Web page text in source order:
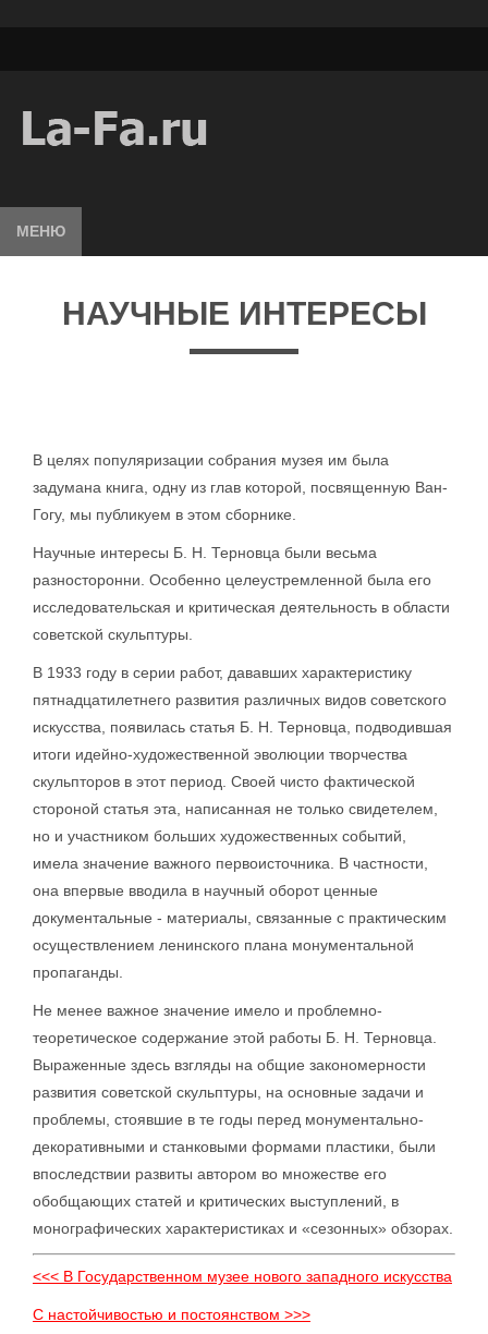
МЕНЮ
НАУЧНЫЕ ИНТЕРЕСЫ
В целях популяризации собрания музея им была
задумана книга, одну из глав которой, посвященную Ван-
Гогу, мы публикуем в этом сборнике.
Научные интересы Б. Н. Терновца были весьма
разносторонни. Особенно целеустремленной была его
исследовательская и критическая деятельность в области
советской скульптуры.
В 1933 году в серии работ, дававших характеристику
пятнадцатилетнего развития различных видов советского
искусства, появилась статья Б. Н. Терновца, подводившая
итоги идейно-художественной эволюции творчества
скульпторов в этот период. Своей чисто фактической
стороной статья эта, написанная не только свидетелем,
но и участником больших художественных событий,
имела значение важного первоисточника. В частности,
она впервые вводила в научный оборот ценные
документальные - материалы, связанные с практическим
осуществлением ленинского плана монументальной
пропаганды.
Не менее важное значение имело и проблемно-
теоретическое содержание этой работы Б. Н. Терновца.
Выраженные здесь взгляды на общие закономерности
развития советской скульптуры, на основные задачи и
проблемы, стоявшие в те годы перед монументально-
декоративными и станковыми формами пластики, были
впоследствии развиты автором во множестве его
обобщающих статей и критических выступлений, в
монографических характеристиках и «сезонных» обзорах.
<<< В Государственном музее нового западного искусства
С настойчивостью и постоянством >>>